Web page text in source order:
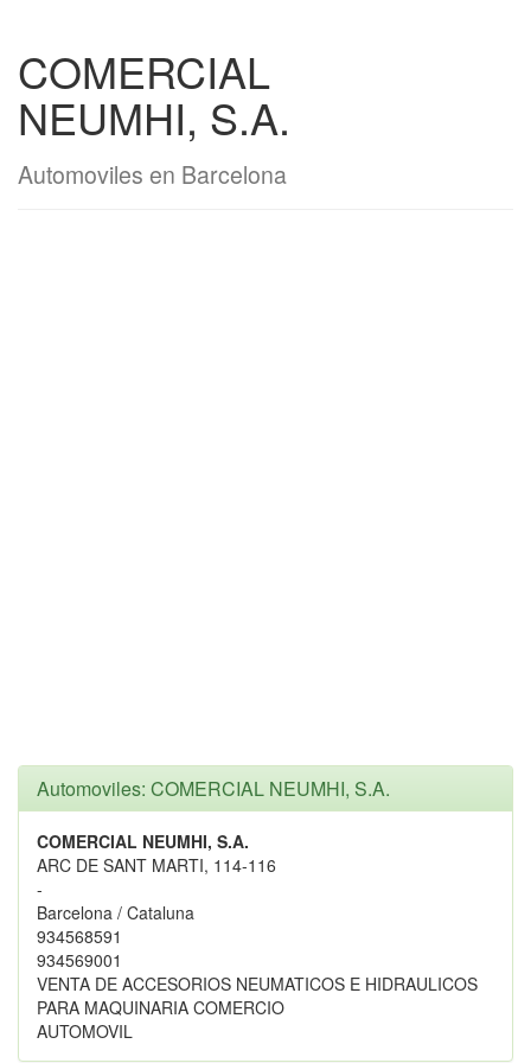
COMERCIAL
NEUMHI, S.A.
Automoviles en Barcelona
Automoviles: COMERCIAL NEUMHI, S.A.
COMERCIAL NEUMHI, S.A.
ARC DE SANT MARTI, 114-116
-
Barcelona / Cataluna
934568591
934569001
VENTA DE ACCESORIOS NEUMATICOS E HIDRAULICOS
PARA MAQUINARIA COMERCIO
AUTOMOVIL